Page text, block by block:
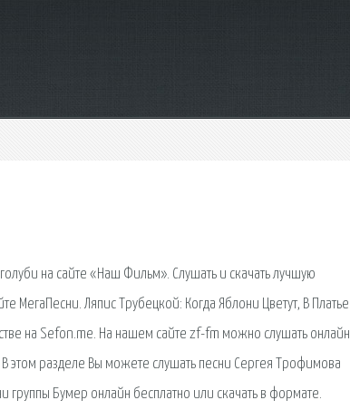
на сайте «Наш Фильм». Слушать и скачать лучшую
МегаПесни. Ляпис Трубецкой: Когда Яблони Цветут, В Платье
на Sefon.me. На нашем сайте zf-fm можно слушать онлайн
этом разделе Вы можете слушать песни Сергея Трофимова
группы Бумер онлайн бесплатно или скачать в формате.